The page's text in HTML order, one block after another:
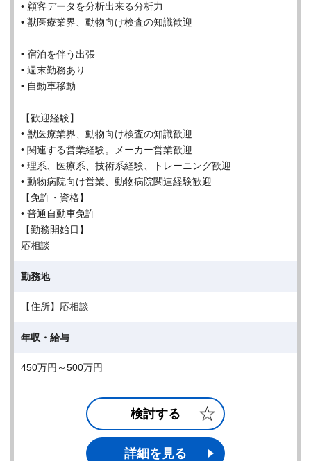
• 顧客データを分析出来る分析力
• 獣医療業界、動物向け検査の知識歓迎
• 宿泊を伴う出張
• 週末勤務あり
• 自動車移動
【歓迎経験】
• 獣医療業界、動物向け検査の知識歓迎
• 関連する営業経験。メーカー営業歓迎
• 理系、医療系、技術系経験、トレーニング歓迎
• 動物病院向け営業、動物病院関連経験歓迎
【免許・資格】
• 普通自動車免許
【勤務開始日】
応相談
勤務地
【住所】応相談
年収・給与
450万円～500万円
検討する
詳細を見る